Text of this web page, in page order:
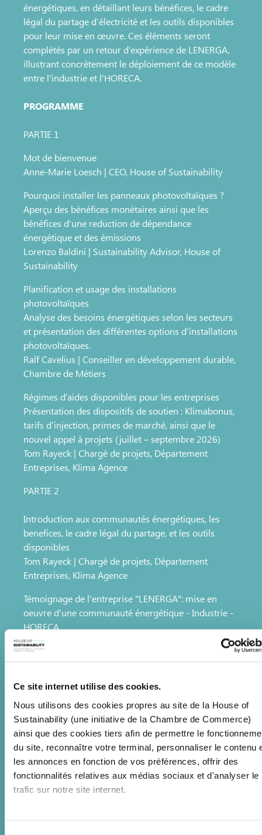
Ce site internet utilise des cookies.
Nous utilisons des cookies propres au site de la House of
Sustainability (une initiative de la Chambre de Commerce)
ainsi que des cookies tiers afin de permettre le
du site, reconnaître votre terminal, personnaliser le contenu
les annonces en fonction de vos préférences, offrir des
fonctionnalités relatives aux médias sociaux et d'analyser le
trafic sur notre site internet.
énergétiques, en détaillant leurs bénéfices, le cadre
légal du partage d’électricité et les outils disponibles
pour leur mise en œuvre. Ces éléments seront
complétés par un retour d’expérience de LENERGA,
illustrant concrètement le déploiement de ce modèle
entre l'industrie et l'HORECA.
PROGRAMME
PARTIE 1
Mot de bienvenue
Anne-Marie Loesch | CEO, House of Sustainability
Pourquoi installer les panneaux photovoltaïques ?
Aperçu des bénéfices monétaires ainsi que les
bénéfices d'une reduction de dépendance
énergétique et des émissions
Lorenzo Baldini | Sustainability Advisor, House of
Sustainability
Planification et usage des installations
photovoltaïques
Analyse des besoins énergétiques selon les secteurs
et présentation des différentes options d’installations
photovoltaïques.
Ralf Cavelius | Conseiller en développement durable,
Chambre de Métiers
Régimes d’aides disponibles pour les entreprises
Présentation des dispositifs de soutien : Klimabonus,
tarifs d’injection, primes de marché, ainsi que le
nouvel appel à projets (juillet – septembre 2026)
Tom Rayeck | Chargé de projets, Département
Entreprises, Klima Agence
PARTIE 2
Introduction aux communautés énergétiques, les
benefices, le cadre légal du partage, et les outils
disponibles
Tom Rayeck | Chargé de projets, Département
Entreprises, Klima Agence
Témoignage de l'entreprise "LENERGA": mise en
oeuvre d'une communauté énergétique - Industrie -
HORECA
Joël Da Cruz Antunes | Engineer & Project Manager
in Energy Transition, LENERGA
Mot de clôture
Anne-Marie Loesch | CEO, House of Sustainability
Déjeuner de Networking
INFORMATIONS PRATIQUES